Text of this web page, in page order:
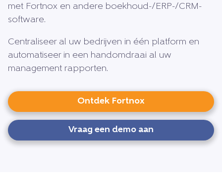
met Fortnox en andere boekhoud-/ERP-/CRM-
software.
Centraliseer al uw bedrijven in één platform en
automatiseer in een handomdraai al uw
management rapporten.
Ontdek Fortnox
Vraag een demo aan